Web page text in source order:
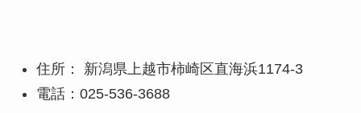
住所： 新潟県上越市柿崎区直海浜1174-3
電話：025-536-3688